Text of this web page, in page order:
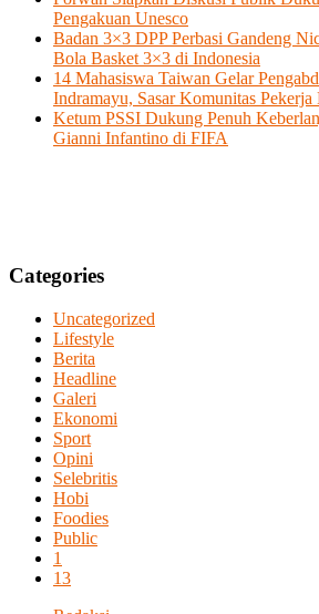
Pengakuan Unesco
Badan 3×3 DPP Perbasi Gandeng
Bola Basket 3×3 di Indonesia
14 Mahasiswa Taiwan Gelar
Indramayu, Sasar Komunitas
Ketum PSSI Dukung Penuh
Gianni Infantino di FIFA
Categories
Uncategorized
Lifestyle
Berita
Headline
Galeri
Ekonomi
Sport
Opini
Selebritis
Hobi
Foodies
Public
1
13